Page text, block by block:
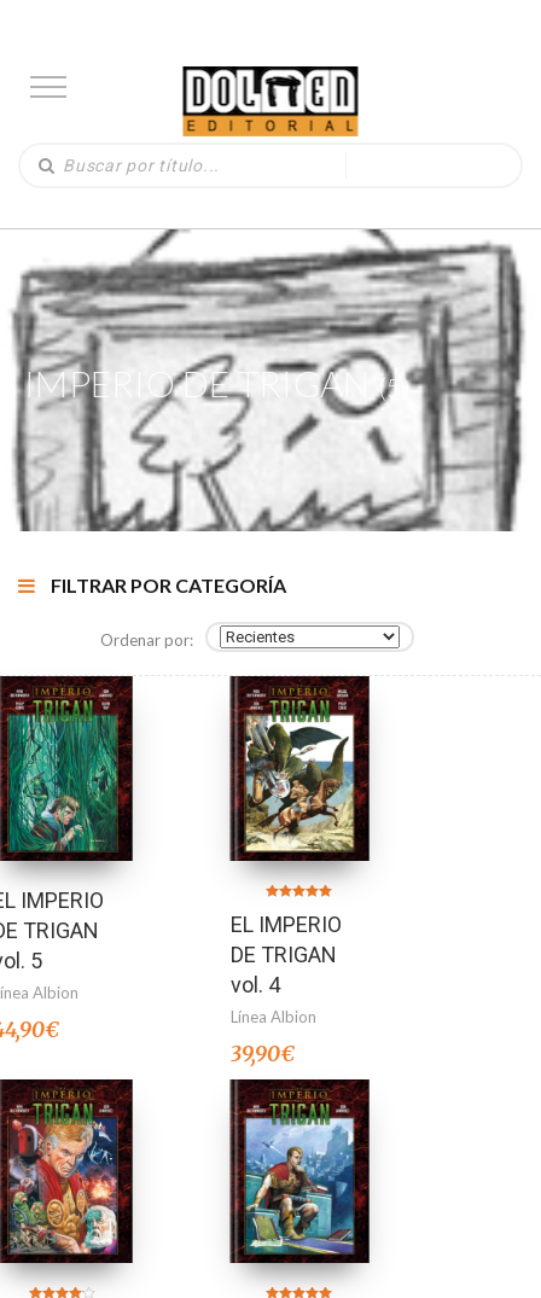
IMPERIO DE TRIGAN (5)
FILTRAR POR CATEGORÍA
Ordenar por:
IMPERIO
TRIGAN
5
Albion
€
5.00
de 5
EL IMPERIO
DE TRIGAN
vol. 4
Línea Albion
39,90€